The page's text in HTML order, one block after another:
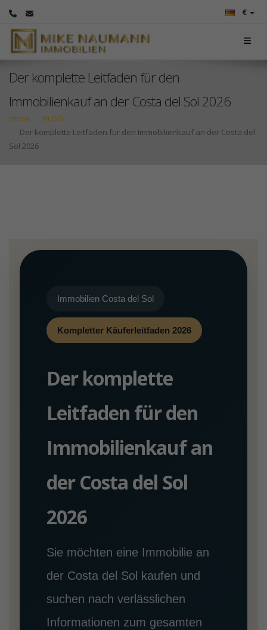
€
Der komplette Leitfaden für den
Immobilienkauf an der Costa del Sol 2026
Home
BLOG
Der komplette Leitfaden für den Immobilienkauf an der Costa del
Sol 2026
Immobilien Costa del Sol
Kompletter Käuferleitfaden 2026
Der komplette
Leitfaden für den
Immobilienkauf an
der Costa del Sol
2026
Sie möchten eine Immobilie an
der Costa del Sol kaufen und
suchen nach verlässlichen
Informationen zum gesamten